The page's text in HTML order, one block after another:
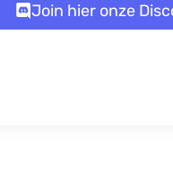
Join hier onze